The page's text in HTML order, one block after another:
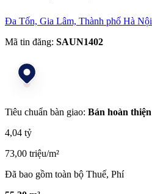
Đa Tốn, Gia Lâm, Thành phố Hà Nội
Mã tin đăng: SAUN1402
Tiêu chuẩn bàn giao: Bán hoàn thiện
4,04 tỷ
73,00 triệu/m²
Đã bao gồm toàn bộ Thuế, Phí